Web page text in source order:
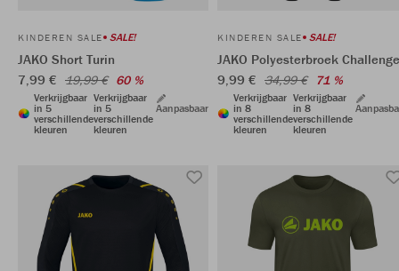
KINDEREN SALE SALE!
JAKO Short Turin
7,99 € 19,99 € 60 %
Verkrijgbaar
in 5
verschillende
kleuren
Verkrijgbaar
in 5
verschillende
kleuren
Aanpasbaar
KINDEREN SALE SALE!
JAKO Polyesterbroek Challenge
9,99 € 34,99 € 71 %
Verkrijgbaar
in 8
verschillende
kleuren
Verkrijgbaar
in 8
verschillende
kleuren